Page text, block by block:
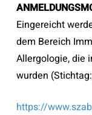
Eingereicht
dem Bereich
Allergologie, die
wurden
https://